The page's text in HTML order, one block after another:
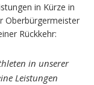
in Kürze in
Oberbürgermeister
Rückkehr:
in unserer
Leistungen